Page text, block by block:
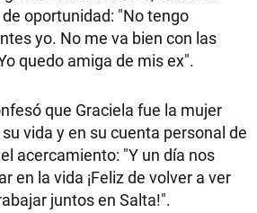
oportunidad: "No tengo
yo. No me va bien con las
quedo amiga de mis ex".
que Graciela fue la mujer
vida y en su cuenta personal de
acercamiento: "Y un día nos
en la vida ¡Feliz de volver a ver
juntos en Salta!".